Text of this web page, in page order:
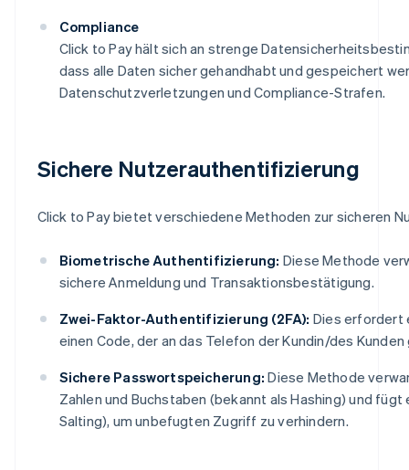
Compliance
Click to Pay hält sich an strenge
dass alle Daten sicher gehandhabt und gespeichert
Datenschutzverletzungen und Compliance-Strafen.
Sichere Nutzerauthentifizierung
Click to Pay bietet verschiedene Methoden zur sicheren
Biometrische Authentifizierung: Diese Methode
sichere Anmeldung und Transaktionsbestätigung.
Zwei-Faktor-Authentifizierung (2FA): Dies erfordert
einen Code, der an das Telefon der Kundin/des
Sichere Passwortspeicherung: Diese Methode
Zahlen und Buchstaben (bekannt als Hashing) und
Salting), um unbefugten Zugriff zu verhindern.